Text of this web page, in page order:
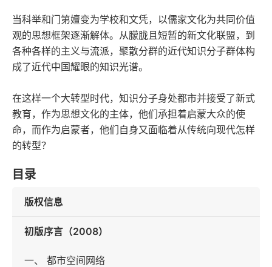
当科举和门第嬗变为学校和文凭，以儒家文化为共同价值
观的思想框架逐渐解体。从朦胧且短暂的新文化联盟，到
各种各样的主义与流派，聚散分群的近代知识分子群体构
成了近代中国耀眼的知识光谱。
在这样一个大转型时代，知识分子身处都市并接受了新式
教育，作为思想文化的主体，他们承担着启蒙大众的使
命，而作为启蒙者，他们自身又面临着从传统向现代怎样
的转型？
目录
版权信息
初版序言（2008）
一、 都市空间网络